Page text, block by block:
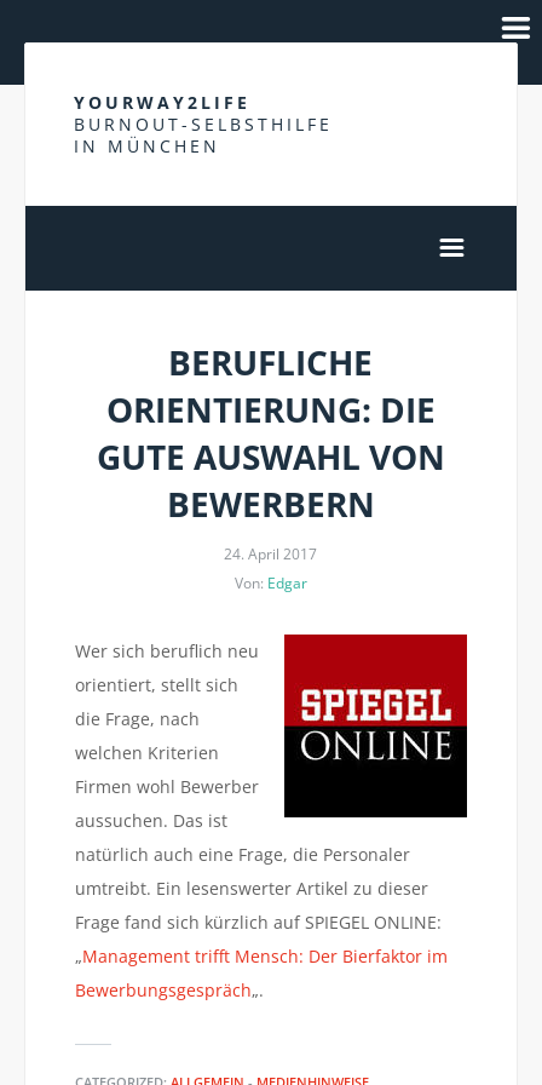
YOURWAY2LIFE
BURNOUT-SELBSTHILFE
IN MÜNCHEN
BERUFLICHE
ORIENTIERUNG: DIE
GUTE AUSWAHL VON
BEWERBERN
24. April 2017
Von: Edgar
Wer sich beruflich neu
orientiert, stellt sich
die Frage, nach
welchen Kriterien
Firmen wohl Bewerber
aussuchen. Das ist
natürlich auch eine Frage, die Personaler
umtreibt. Ein lesenswerter Artikel zu dieser
Frage fand sich kürzlich auf SPIEGEL ONLINE:
„Management trifft Mensch: Der Bierfaktor im
Bewerbungsgespräch„.